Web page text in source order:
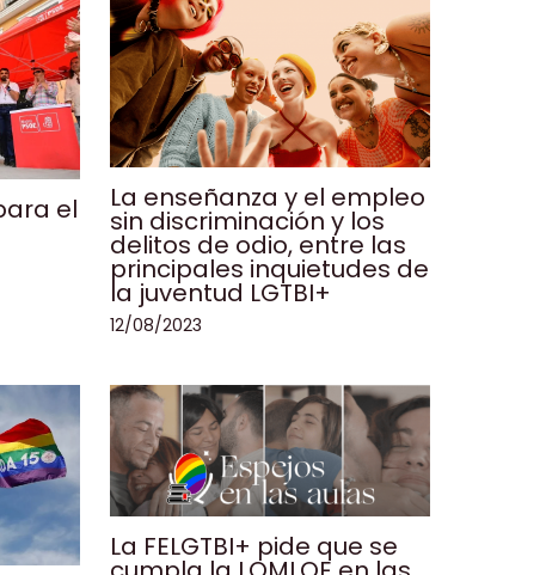
el La enseñanza y el empleo
sin discriminación y los
delitos de odio, entre las
principales inquietudes de
la juventud LGTBI+
12/08/2023
La FELGTBI+ pide que se